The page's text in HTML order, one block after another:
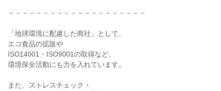
－－－－－－－－－－－－－－－－－－－－
「地球環境に配慮した商社」として、
エコ食品の拡販や
ISO14001・ISO9001の取得など、
環境保全活動にも力を入れています。
また、ストレスチェック・